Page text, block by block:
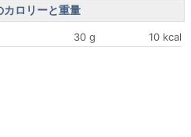
カロリーと重量
30 g 10 kcal